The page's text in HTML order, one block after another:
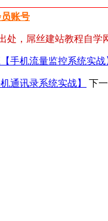
账号
，屌丝建站教程自学
手机流量监控系统实战
通讯录系统实战】 下一